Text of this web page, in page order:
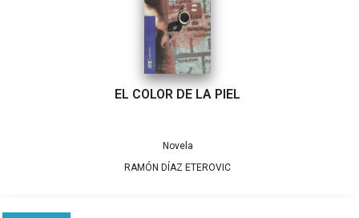
EL COLOR DE LA PIEL
Novela
RAMÓN DÍAZ ETEROVIC